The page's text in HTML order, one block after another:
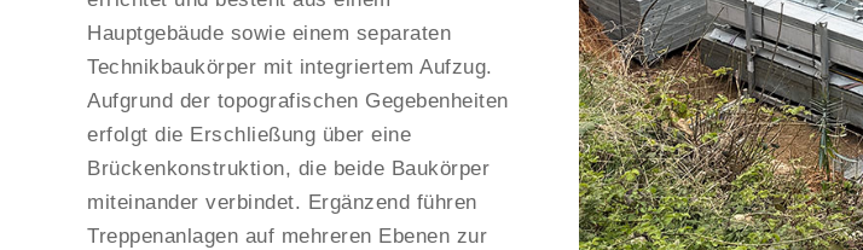
Hauptgebäude sowie einem separaten
Technikbaukörper mit integriertem Aufzug.
Aufgrund der topografischen Gegebenheiten
erfolgt die Erschließung über eine
Brückenkonstruktion, die beide Baukörper
miteinander verbindet. Ergänzend führen
Treppenanlagen auf mehreren Ebenen zur